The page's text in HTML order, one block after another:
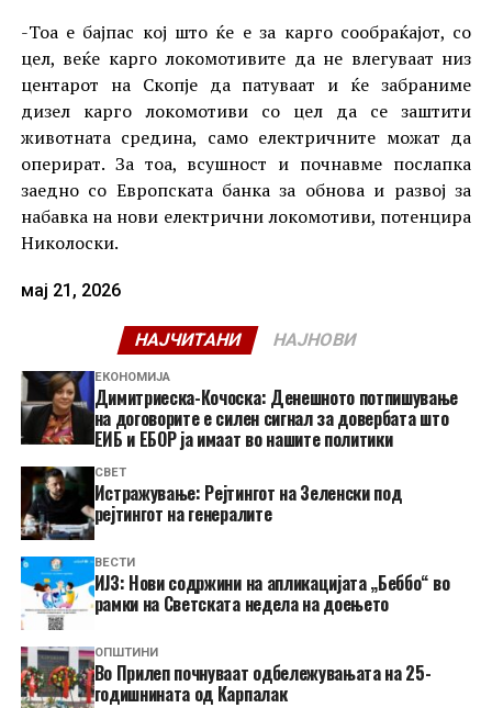
-Тоа е бајпас кој што ќе е за карго сообраќајот, со
цел, веќе карго локомотивите да не влегуваат низ
центарот на Скопје да патуваат и ќе забраниме
дизел карго локомотиви со цел да се заштити
животната средина, само електричните можат да
оперират. За тоа, всушност и почнавме послапка
заедно со Европската банка за обнова и развој за
набавка на нови електрични локомотиви, потенцира
Николоски.
мај 21, 2026
НАЈЧИТАНИ НАЈНОВИ
ЕКОНОМИЈА
Димитриеска-Кочоска: Денешното потпишување
на договорите е силен сигнал за довербата што
ЕИБ и ЕБОР ја имаат во нашите политики
СВЕТ
Истражување: Рејтингот на Зеленски под
рејтингот на генералите
ВЕСТИ
ИЈЗ: Нови содржини на апликацијата „Беббо“ во
рамки на Светската недела на доењето
ОПШТИНИ
Во Прилеп почнуваат одбележувањата на 25-
годишнината од Карпалак